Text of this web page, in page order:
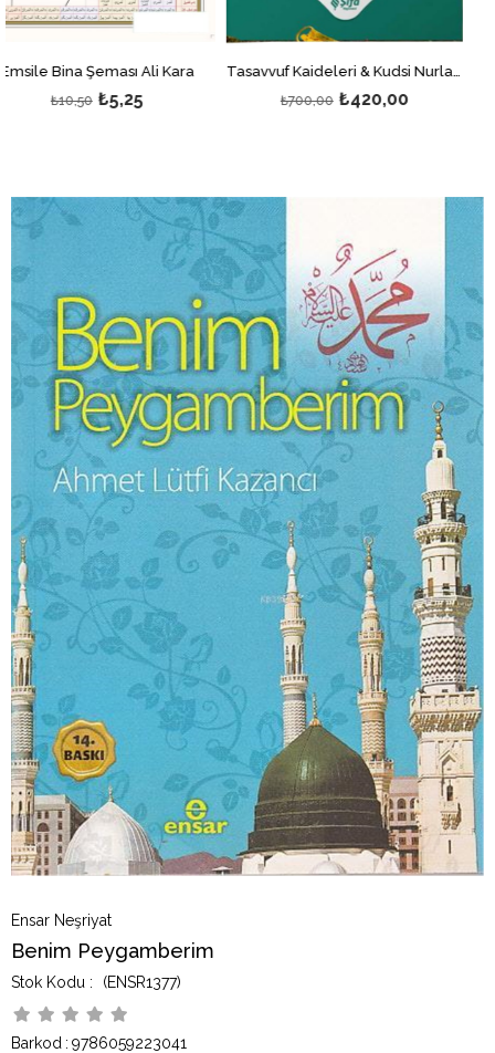
Ali Kara Tasavvuf Kaideleri & Kudsi Nurlar: Maneviyat Yolculuğunuz İçin Kılavuz
₺420,00
Vahiy
Ensar Neşriyat
Benim Peygamberim
(ENSR1377)
Barkod : 9786059223041